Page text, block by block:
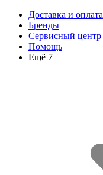
Доставка и оплата
Бренды
Сервисный центр
Помощь
Ещё 7